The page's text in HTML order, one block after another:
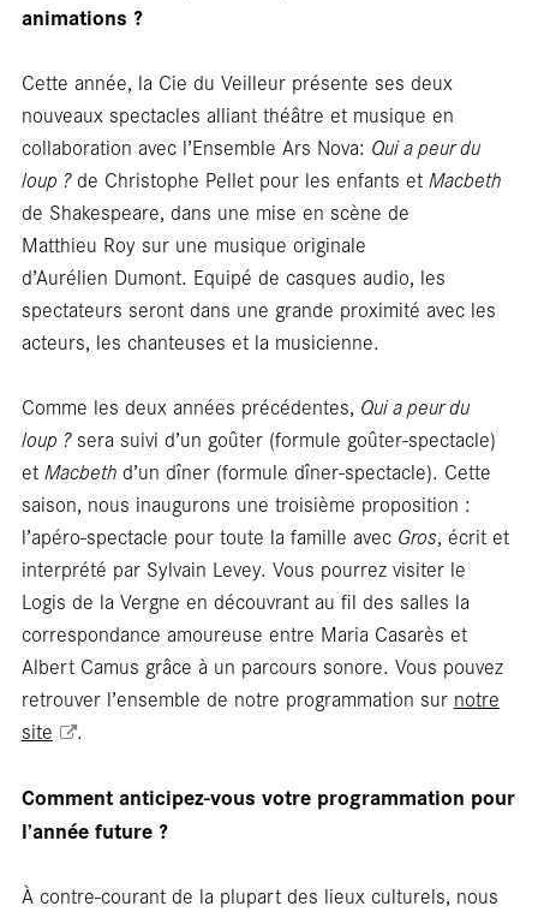
animations ?
Cette année, la Cie du Veilleur présente ses deux
nouveaux spectacles alliant théâtre et musique en
collaboration avec l’Ensemble Ars Nova: Qui a peur du
loup ?de Christophe Pellet pour les enfants et Macbeth
de Shakespeare, dans une mise en scène de
Matthieu Roy sur une musique originale
d’Aurélien Dumont. Equipé de casques audio, les
spectateurs seront dans une grande proximité avec les
acteurs, les chanteuses et la musicienne.
Comme les deux années précédentes, Qui a peur du
loup ?sera suivi d’un goûter (formule goûter-spectacle)
et Macbethd’un dîner (formule dîner-spectacle). Cette
saison, nous inaugurons une troisième proposition :
l’apéro-spectacle pour toute la famille avec Gros, écrit et
interprété par Sylvain Levey. Vous pourrez visiter le
Logis de la Vergne en découvrant au fil des salles la
correspondance amoureuse entre Maria Casarès et
Albert Camus grâce à un parcours sonore. Vous pouvez
retrouver l’ensemble de notre programmation sur notre
site
.
Comment anticipez-vous votre programmation pour
l’année future ?
À contre‑courant de la plupart des lieux culturels, nous